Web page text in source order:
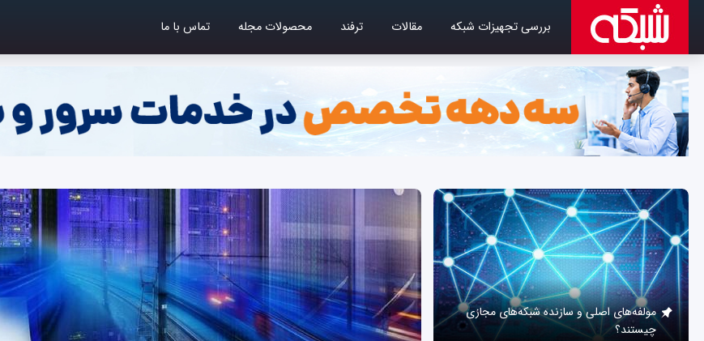
بررسی تجهیزات شبکه مقالات ترفند محصولات مجله تماس با ما
مولفه‌های اصلی و سازنده شبکه‌های مجازی
چیستند؟